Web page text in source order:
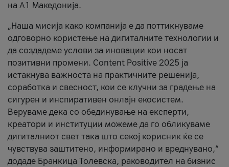
на А1 Македонија.
„Наша мисија како компанија е да поттикнуваме
одговорно користење на дигиталните технологии и
да создадеме услови за иновации кои носат
позитивни промени. Content Positive 2025 ја
истакнува важноста на практичните решенија,
соработка и свесност, кои се клучни за градење на
сигурен и инспиративен онлајн екосистем.
Веруваме дека со обединување на експерти,
креатори и институции можеме да го обликуваме
дигиталниот свет така што секој корисник ќе се
чувствува заштитено, информирано и вреднувано,“
додаде Бранкица Толевска, раководител на бизнис